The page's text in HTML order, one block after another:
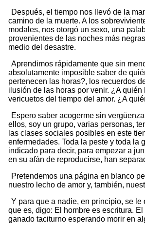
Después, el tiempo nos llevó de la
camino de la muerte. A los
modales, nos otorgó un sexo, una
provenientes de las noches más
medio del desastre.
Aprendimos rápidamente que sin
absolutamente imposible saber de
pertenecen las horas?, los recuerdos
ilusión de las horas por venir. ¿A
vericuetos del tiempo del amor. ¿A
Espero saber acogerme sin
ellos, soy un grupo, varias personas,
las clases sociales posibles en este
enfermedades. Toda la peste y toda la
indicado para decir, para empezar a
en su afán de reproducirse, han
Pretendemos una página en blanco
nuestro lecho de amor y, también,
Y para que a nadie, en principio, se le
que es, digo: El hombre es escritura.
ganado taciturno esperando morir en